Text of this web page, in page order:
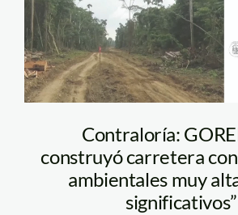
Contraloría:
construyó carretera
ambientales muy
significativos”